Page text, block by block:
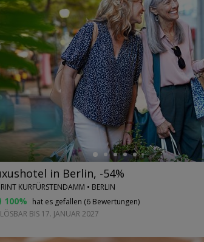
in Berlin, -54%
KURFÜRSTENDAMM • BERLIN
100% hat es gefallen (6 Bewertungen)
BIS 17. JANUAR 2027